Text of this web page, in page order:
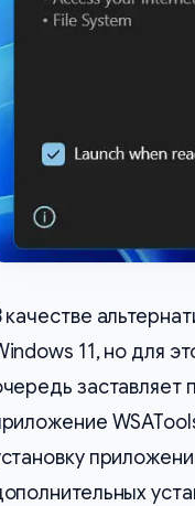
качестве
11, но для
заставляет